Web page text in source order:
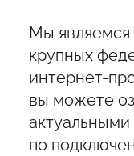
Мы
крупных
интернет-
вы можете
по